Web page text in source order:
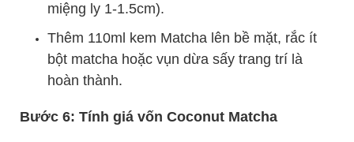
miệng ly 1-1.5cm).
Thêm 110ml kem Matcha lên bề mặt, rắc ít
bột matcha hoặc vụn dừa sấy trang trí là
hoàn thành.
Bước 6: Tính giá vốn Coconut Matcha